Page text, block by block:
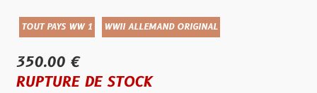
TOUT PAYS WW 1 WWII ALLEMAND ORIGINAL
350.00 €
RUPTURE DE STOCK